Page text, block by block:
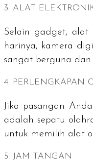
3. ALAT
Selain gadget, alat
harinya, kamera
sangat berguna
4. PERLENGKAPAN
Jika pasangan
adalah sepatu
untuk memilih alat
5. JAM TANGAN